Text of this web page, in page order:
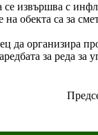
извършва с
обекта са за
да организира
за реда за